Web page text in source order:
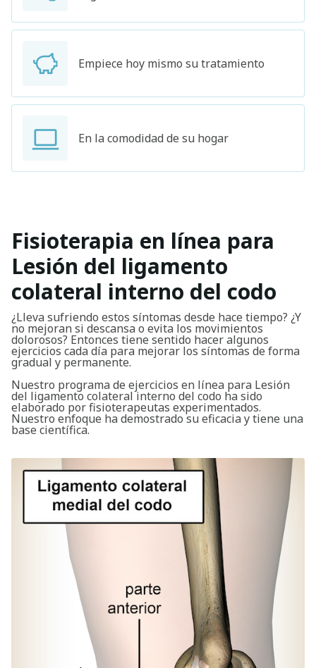
Empiece hoy mismo su tratamiento
En la comodidad de su hogar
Fisioterapia en línea para
Lesión del ligamento
colateral interno del codo
¿Lleva sufriendo estos síntomas desde hace tiempo? ¿Y
no mejoran si descansa o evita los movimientos
dolorosos? Entonces tiene sentido hacer algunos
ejercicios cada día para mejorar los síntomas de forma
gradual y permanente.
Nuestro programa de ejercicios en línea para Lesión
del ligamento colateral interno del codo ha sido
elaborado por fisioterapeutas experimentados.
Nuestro enfoque ha demostrado su eficacia y tiene una
base científica.